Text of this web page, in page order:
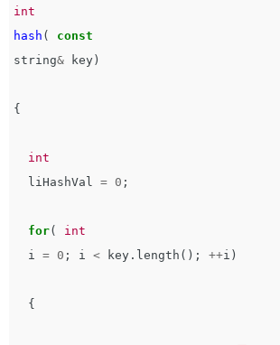
int
hash (
const
string& key )
{
int
liHashVal = 0 ;
for(
int
i = 0 ; i < key . length (); ++i )
{